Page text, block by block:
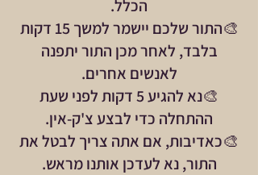
הכלל.
🎨התור שלכם יישמר למשך 15 דקות
בלבד, לאחר מכן התור יתפנה
לאנשים אחרים.
🎨נא להגיע 5 דקות לפני שעת
ההתחלה כדי לבצע צ'ק-אין.
🎨כאדיבות, אם אתה צריך לבטל את
התור, נא לעדכן אותנו מראש.